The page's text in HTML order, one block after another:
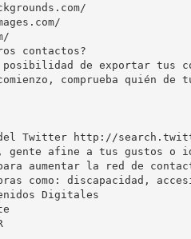
contactos?
de exportar tus
comprueba quién
Twitter http://
gente afine a tus gustos o
aumentar la red de
como: discapacidad,
Digitales